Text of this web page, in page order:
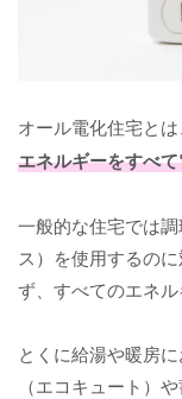
オール電化住宅とは
エネルギーをすべ
一般的な住宅では
ス）を使用するの
ず、すべてのエネル
とくに給湯や暖房
（エコキュート）